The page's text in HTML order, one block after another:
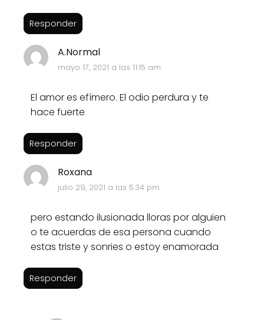
Responder
A.Normal
mayo 17, 2021 a las 11:15 am
El amor es efímero. El odio perdura y te
hace fuerte
Responder
Roxana
julio 29, 2021 a las 5:34 pm
pero estando ilusionada lloras por alguien
o te acuerdas de esa persona cuando
estas triste y sonries o estoy enamorada
Responder